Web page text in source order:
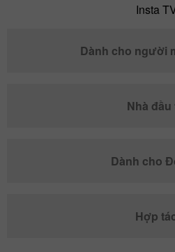
Insta
Dành cho người
Nhà
Dành cho
Hợp